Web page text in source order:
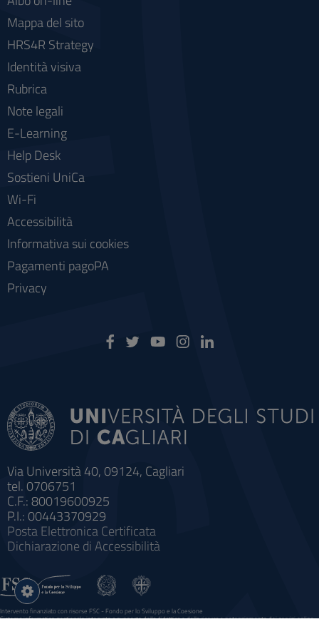
Via Università 40, 09124, Cagliari
tel. 0706751
C.F.: 80019600925
P.I.: 00443370929
Posta Elettronica Certificata
Dichiarazione di Accessibilità
Mappa del sito
HRS4R Strategy
Identità visiva
Rubrica
Note legali
E-Learning
Help Desk
Sostieni UniCa
Wi-Fi
Accessibilità
Informativa sui cookies
Pagamenti pagoPA
Privacy
Intervento finanziato con risorse FSC - Fondo per lo Sviluppo e la Coesione
Sistema informatico gestionale integrato a supporto della didattica e della ricerca e potenziamento dei servizi online
Impostazioni
cookie